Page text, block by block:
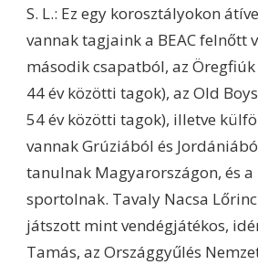
S. L.: Ez egy korosztályokon
vannak tagjaink a BEAC felnőtt
második csapatból, az
44 év közötti tagok), az Old
54 év közötti tagok), illetve
vannak Grúziából és
tanulnak Magyarországon, és a
sportolnak. Tavaly Nacsa
játszott mint vendégjátékos,
Tamás, az Országgyűlés